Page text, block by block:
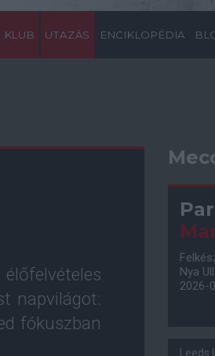
KLUB UTAZÁS ENCIKLOPÉDIA
napvilágot:
fókuszban
Nya
2026-
Leeds